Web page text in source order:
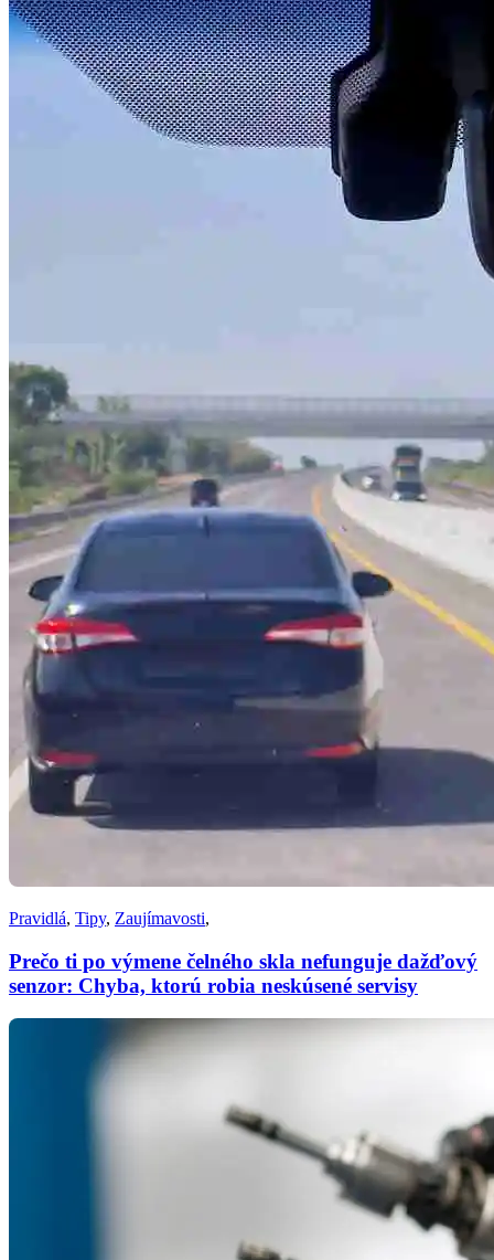
Pravidlá, Tipy, Zaujímavosti,
Prečo ti po výmene čelného skla nefunguje dažďový
senzor: Chyba, ktorú robia neskúsené servisy